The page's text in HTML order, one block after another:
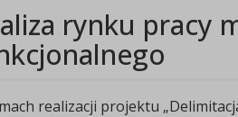
rynku pracy
realizacji projektu